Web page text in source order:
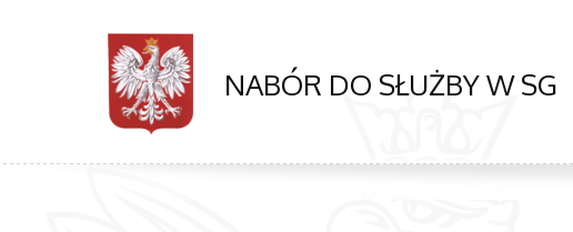
NABÓR DO SŁUŻBY W SG